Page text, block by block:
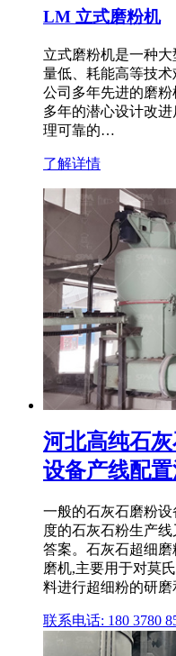
LM 立式磨粉机
立式磨粉机是一种
量低、耗能高等技
公司多年先进的磨
多年的潜心设计改
理可靠的…
了解详情
河北高纯石
设备产线配置
一般的石灰石磨粉
度的石灰石粉生产
答案。石灰石超细
磨机,主要用于对莫
料进行超细粉的研磨
联系电话: 180 3780